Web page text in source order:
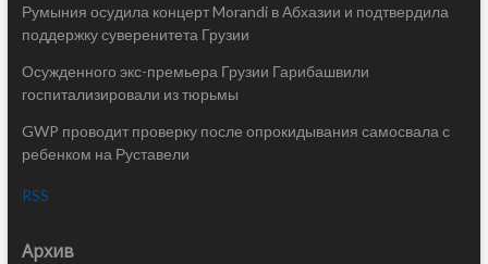
Румыния осудила концерт Morandi в Абхазии и подтвердила
поддержку суверенитета Грузии
Осужденного экс-премьера Грузии Гарибашвили
госпитализировали из тюрьмы
GWP проводит проверку после опрокидывания самосвала с
ребенком на Руставели
RSS
Архив